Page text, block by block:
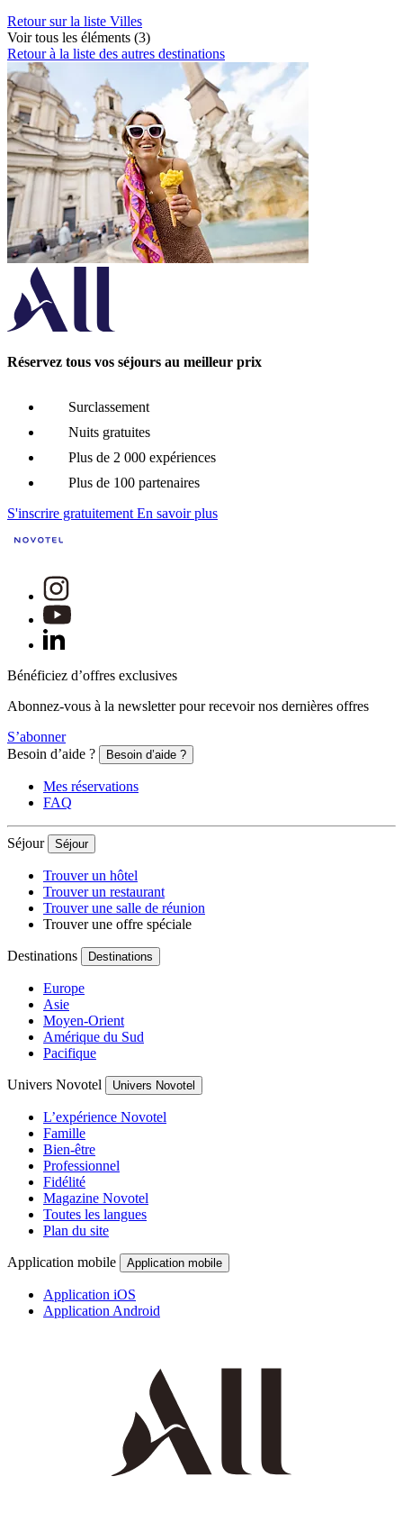
Retour sur la liste Villes
Voir tous les éléments (3)
Retour à la liste des autres destinations
Réservez tous vos séjours au meilleur prix
Surclassement
Nuits gratuites
Plus de 2 000 expériences
Plus de 100 partenaires
S'inscrire gratuitement En savoir plus
Bénéficiez d’offres exclusives
Abonnez-vous à la newsletter pour recevoir nos dernières offres
S’abonner
Besoin d’aide ?
Besoin d’aide ?
Mes réservations
FAQ
Séjour Séjour
Trouver un hôtel
Trouver un restaurant
Trouver une salle de réunion
Trouver une offre spéciale
Destinations Destinations
Europe
Asie
Moyen-Orient
Amérique du Sud
Pacifique
Univers Novotel Univers Novotel
L’expérience Novotel
Famille
Bien-être
Professionnel
Fidélité
Magazine Novotel
Toutes les langues
Plan du site
Application mobile Application mobile
Application iOS
Application Android